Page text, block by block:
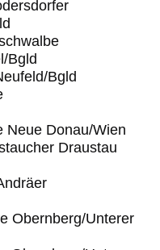
Bgld
Bgld
Neue Donau/Wien
Draustau
Obernberg/Unterer